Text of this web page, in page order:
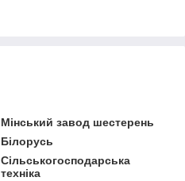
Мінський завод шестерень
Білорусь
Сільськогосподарська
техніка